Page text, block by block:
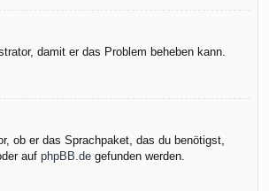
damit er das Problem beheben kann.
ob er das Sprachpaket, das du benötigst,
auf phpBB.de gefunden werden.